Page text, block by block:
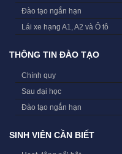
Đào tạo ngắn hạn
Lái xe hạng A1, A2 và Ô tô
THÔNG TIN ĐÀO TẠO
Chính quy
Sau đại học
Đào tạo ngắn hạn
SINH VIÊN CẦN BIẾT